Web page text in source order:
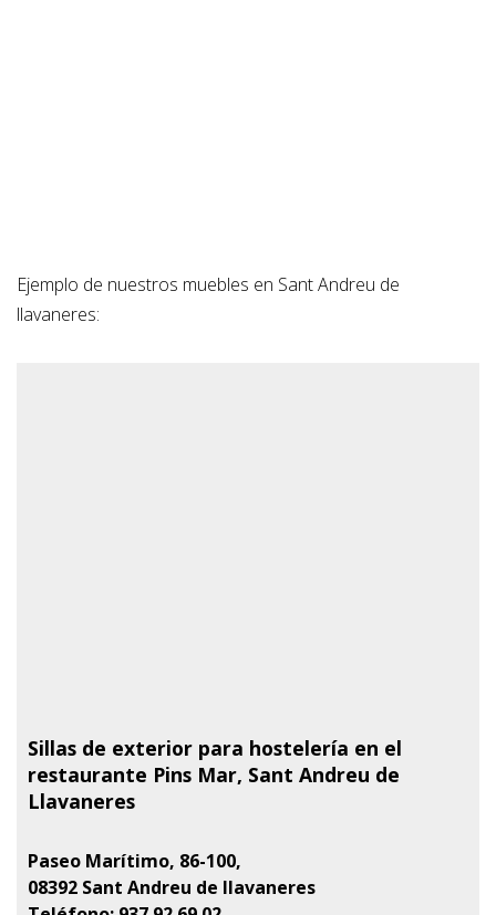
Ejemplo de nuestros muebles en Sant Andreu de
llavaneres:
Sillas de exterior para hostelería en el
restaurante Pins Mar, Sant Andreu de
Llavaneres
Paseo Marítimo, 86-100,
08392 Sant Andreu de llavaneres